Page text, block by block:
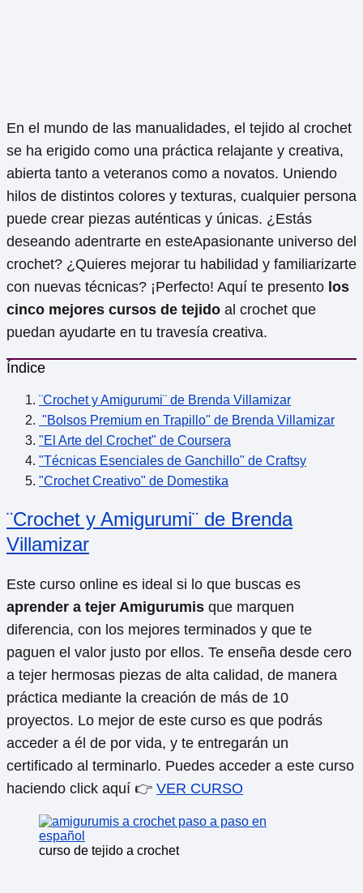
En el mundo de las manualidades, el tejido al crochet
se ha erigido como una práctica relajante y creativa,
abierta tanto a veteranos como a novatos. Uniendo
hilos de distintos colores y texturas, cualquier persona
puede crear piezas auténticas y únicas. ¿Estás
deseando adentrarte en esteApasionante universo del
crochet? ¿Quieres mejorar tu habilidad y familiarizarte
con nuevas técnicas? ¡Perfecto! Aquí te presento los
cinco mejores cursos de tejido al crochet que
puedan ayudarte en tu travesía creativa.
Índice
¨Crochet y Amigurumi¨ de Brenda Villamizar
"Bolsos Premium en Trapillo" de Brenda Villamizar
"El Arte del Crochet" de Coursera
"Técnicas Esenciales de Ganchillo" de Craftsy
"Crochet Creativo" de Domestika
¨Crochet y Amigurumi¨ de Brenda
Villamizar
Este curso online es ideal si lo que buscas es
aprender a tejer Amigurumis que marquen
diferencia, con los mejores terminados y que te
paguen el valor justo por ellos. Te enseña desde cero
a tejer hermosas piezas de alta calidad, de manera
práctica mediante la creación de más de 10
proyectos. Lo mejor de este curso es que podrás
acceder a él de por vida, y te entregarán un
certificado al terminarlo. Puedes acceder a este curso
haciendo click aquí 👉 VER CURSO
curso de tejido a crochet